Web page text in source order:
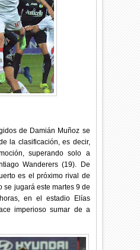
de Damián Muñoz se
la clasificación, es decir,
superando solo a
Wanderers (19). De
es el próximo rival de
se jugará este martes 9 de
en el estadio Elías
imperioso sumar de a